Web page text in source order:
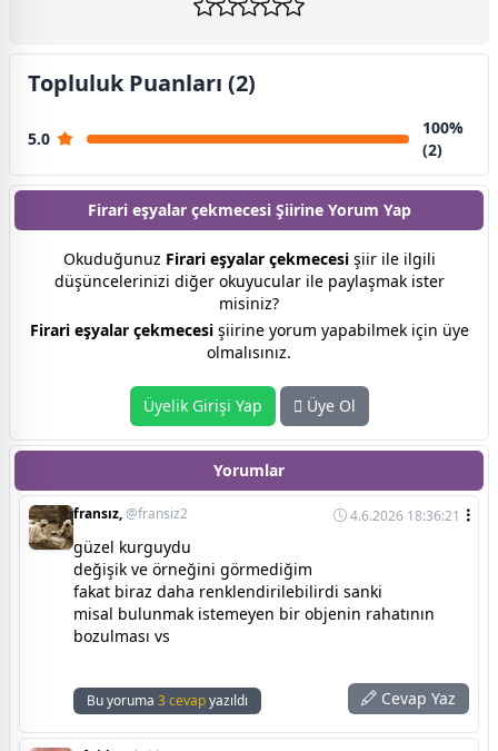
Topluluk Puanları (2)
5.0
100%
(2)
Firari eşyalar çekmecesi Şiirine Yorum Yap
Okuduğunuz Firari eşyalar çekmecesişiir ile ilgili
düşüncelerinizi diğer okuyucular ile paylaşmak ister
misiniz?
Firari eşyalar çekmecesişiirine yorum yapabilmek için üye
olmalısınız.
Üyelik Girişi Yap Üye Ol
Yorumlar
fransız,@fransiz2 4.6.2026 18:36:21
güzel kurguydu
değişik ve örneğini görmediğim
fakat biraz daha renklendirilebilirdi sanki
misal bulunmak istemeyen bir objenin rahatının
bozulması vs
Bu yoruma 3 cevapyazıldı Cevap Yaz